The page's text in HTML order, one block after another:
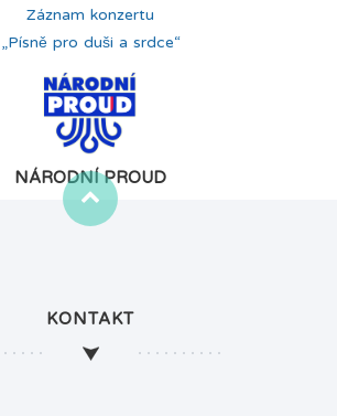
Záznam konzertu
„Písně pro duši a srdce“
NÁRODNÍ PROUD
KONTAKT